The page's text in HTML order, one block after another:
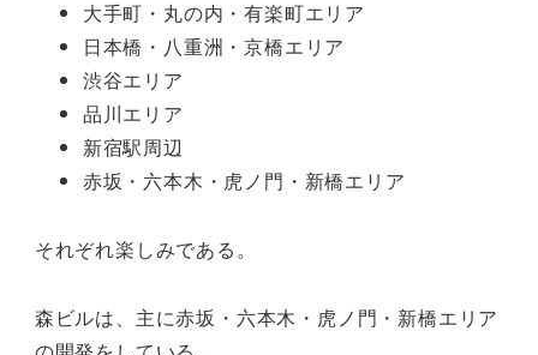
大手町・丸の内・有楽町エリア
日本橋・八重洲・京橋エリア
渋谷エリア
品川エリア
新宿駅周辺
赤坂・六本木・虎ノ門・新橋エリア
それぞれ楽しみである。
森ビルは、主に赤坂・六本木・虎ノ門・新橋エリア